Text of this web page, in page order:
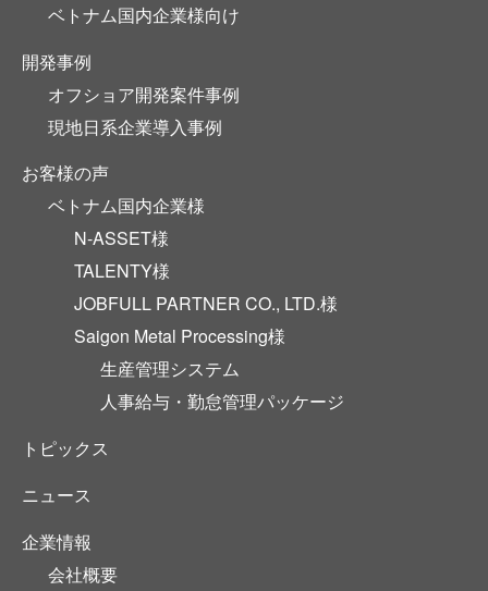
ベトナム国内企業様向け
開発事例
オフショア開発案件事例
現地日系企業導入事例
お客様の声
ベトナム国内企業様
N-ASSET様
TALENTY様
JOBFULL PARTNER CO., LTD.様
Saigon Metal Processing様
生産管理システム
人事給与・勤怠管理パッケージ
トピックス
ニュース
企業情報
会社概要